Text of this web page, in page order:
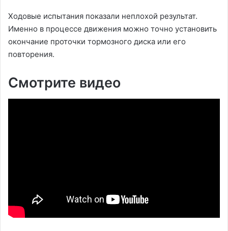
Ходовые испытания показали неплохой результат.
Именно в процессе движения можно точно установить
окончание проточки тормозного диска или его
повторения.
Смотрите видео